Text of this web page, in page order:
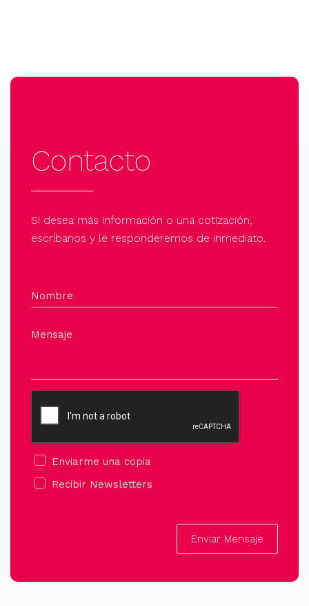
Contacto
Si desea más información o una cotización,
escríbanos y le responderemos de inmediato.
Nombre
Mensaje
Enviarme una copia
Recibir Newsletters
Enviar Mensaje